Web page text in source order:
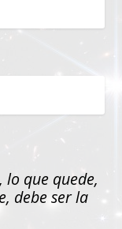
lo que quede,
debe ser la